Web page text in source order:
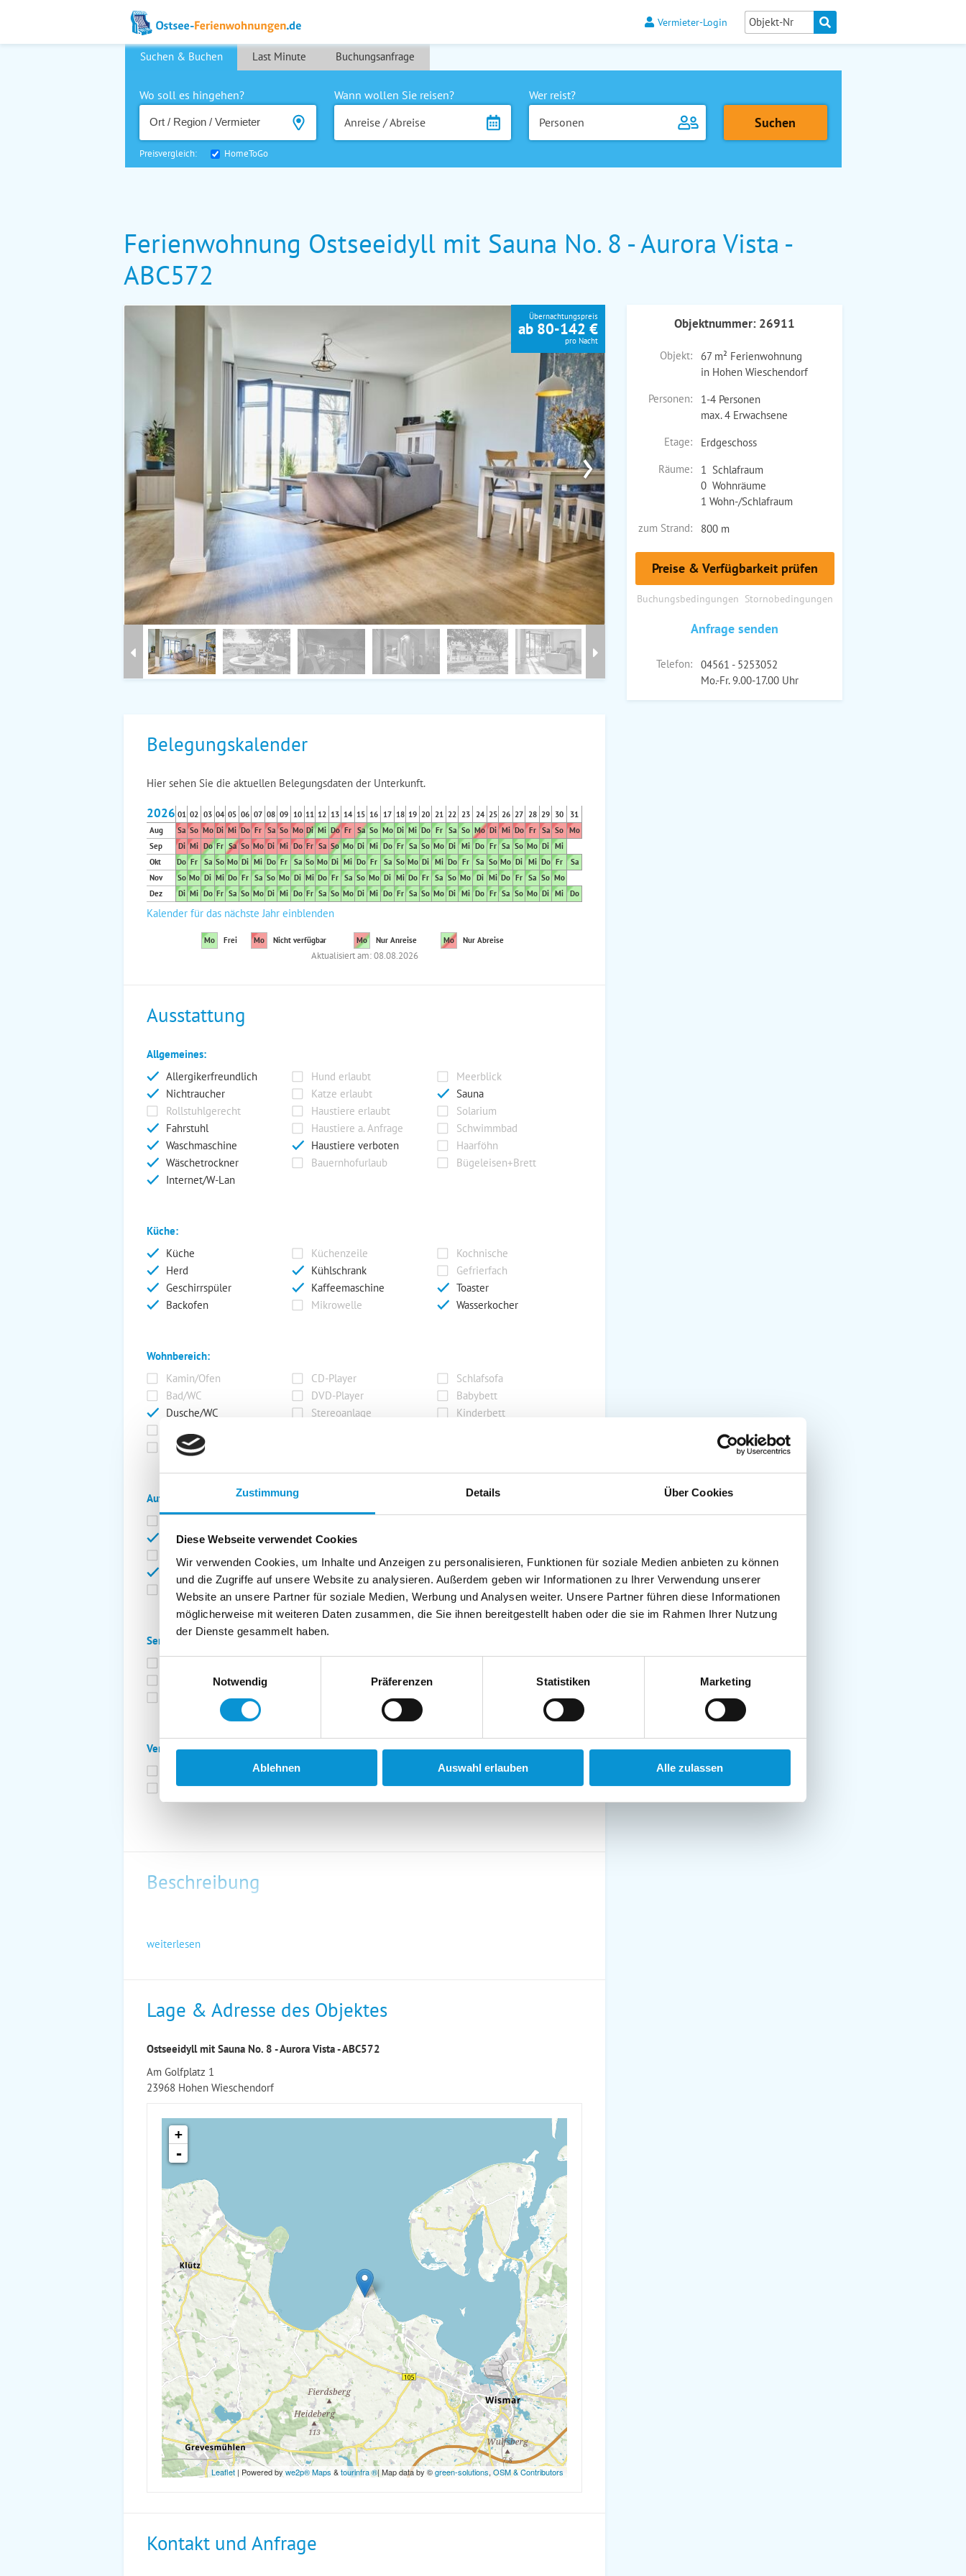
Zustimmung Details Über Cookies
Diese Webseite verwendet Cookies
Wir verwenden Cookies, um Inhalte und Anzeigen zu personalisieren, Funktionen für soziale Medien anbieten zu können
und die Zugriffe auf unsere Website zu analysieren. Außerdem geben wir Informationen zu Ihrer Verwendung unserer
Website an unsere Partner für soziale Medien, Werbung und Analysen weiter. Unsere Partner führen diese Informationen
möglicherweise mit weiteren Daten zusammen, die Sie ihnen bereitgestellt haben oder die sie im Rahmen Ihrer Nutzung
der Dienste gesammelt haben.
Notwendig
Präferenzen Statistiken Marketing
Ablehnen Auswahl erlauben Alle zulassen
Vermieter-Login
Suchen & Buchen Last Minute Buchungsanfrage
Wo soll es hingehen?
Wann wollen Sie reisen?
Anreise / Abreise
Wer reist?
Personen
Preisvergleich: HomeToGo
Ferienwohnung Ostseeidyll mit Sauna No. 8 - Aurora Vista -
ABC572
›
Übernachtungspreis
ab 80-142 €
pro Nacht
Objektnummer: 26911
Objekt:
67 m² Ferienwohnung
in Hohen Wieschendorf
Personen:
1-4 Personen
max. 4 Erwachsene
Etage:
Erdgeschoss
Räume:
1 Schlafraum
0 Wohnräume
1 Wohn-/Schlafraum
zum Strand:
800 m
Preise & Verfügbarkeit prüfen
Buchungsbedingungen Stornobedingungen
Anfrage senden
Telefon:
04561 - 5253052
Mo.-Fr. 9.00-17.00 Uhr
Belegungskalender
Hier sehen Sie die aktuellen Belegungsdaten der Unterkunft.
2026 01 02 03 04 05 06 07 08 09 10 11 12 13 14 15 16 17 18 19 20 21 22 23 24 25 26 27 28 29 30
31
Aug
Sa So Mo Di Mi Do Fr Sa So Mo Di Mi Do Fr Sa So Mo Di Mi Do Fr Sa So Mo Di Mi Do Fr Sa So Mo
Sep
Di Mi Do Fr Sa So Mo Di Mi Do Fr Sa So Mo Di Mi Do Fr Sa So Mo Di Mi Do Fr Sa So Mo Di Mi
Okt
Do Fr Sa So Mo Di Mi Do Fr Sa So Mo Di Mi Do Fr Sa So Mo Di Mi Do Fr Sa So Mo Di Mi Do Fr
Sa
Nov
So Mo Di Mi Do Fr Sa So Mo Di Mi Do Fr Sa So Mo Di Mi Do Fr Sa So Mo Di Mi Do Fr Sa So Mo
Dez
Di Mi Do Fr Sa So Mo Di Mi Do Fr Sa So Mo Di Mi Do Fr Sa So Mo Di Mi Do Fr Sa So Mo Di Mi Do
Kalender für das nächste Jahr einblenden
Mo Frei Mo Nicht verfügbar Mo Nur Anreise Mo Nur Abreise
Aktualisiert am: 08.08.2026
Ausstattung
Allgemeines:
Allergikerfreundlich
Hund erlaubt
Meerblick
Nichtraucher
Katze erlaubt
Sauna
Rollstuhlgerecht
Haustiere erlaubt
Solarium
Fahrstuhl
Haustiere a. Anfrage
Schwimmbad
Waschmaschine
Haustiere verboten
Haarföhn
Wäschetrockner
Bauernhofurlaub
Bügeleisen+Brett
Internet/W-Lan
Küche:
Küche
Küchenzeile
Kochnische
Herd
Kühlschrank
Gefrierfach
Geschirrspüler
Kaffeemaschine
Toaster
Backofen
Mikrowelle Wasserkocher
Wohnbereich:
Kamin/Ofen
CD-Player
Schlafsofa
Bad/WC
DVD-Player
Babybett
Dusche/WC
Stereoanlage
Kinderbett
SAT/Kabel-TV
Außenanlage:
Gartenstühle
Parkplatz
Swimmingpool
Service:
Strandkorb am Strand
Verpflegung:
Halbpension möglich
Vollpension möglich
Beschreibung
weiterlesen
Lage & Adresse des Objektes
Ostseeidyll mit Sauna No. 8 - Aurora Vista - ABC572
Am Golfplatz 1
23968 Hohen Wieschendorf
+
-
Leaflet | Powered by we2p® Maps &tourinfra ®| Map data by ©green-solutions,OSM & Contributors
Kontakt und Anfrage